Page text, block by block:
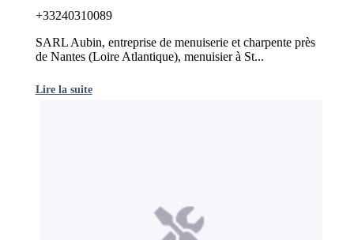
+33240310089
SARL Aubin, entreprise de menuiserie et charpente près
de Nantes (Loire Atlantique), menuisier à St...
Lire la suite